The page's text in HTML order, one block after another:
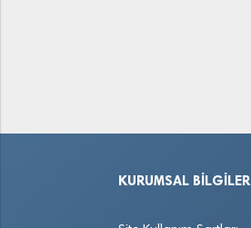
KURUMSAL BILGILER